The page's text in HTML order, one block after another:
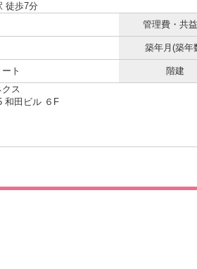
徒歩7分
管理費・共
築年月(築年
ト 階建
ス
和田ビル ６F